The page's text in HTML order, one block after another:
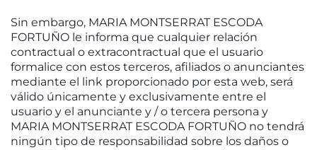
Sin embargo, MARIA MONTSERRAT ESCODA
FORTUÑO le informa que cualquier relación
contractual o extracontractual que el usuario
formalice con estos terceros, afiliados o anunciantes
mediante el link proporcionado por esta web, será
válido únicamente y exclusivamente entre el
usuario y el anunciante y / o tercera persona y
MARIA MONTSERRAT ESCODA FORTUÑO no tendrá
ningún tipo de responsabilidad sobre los daños o